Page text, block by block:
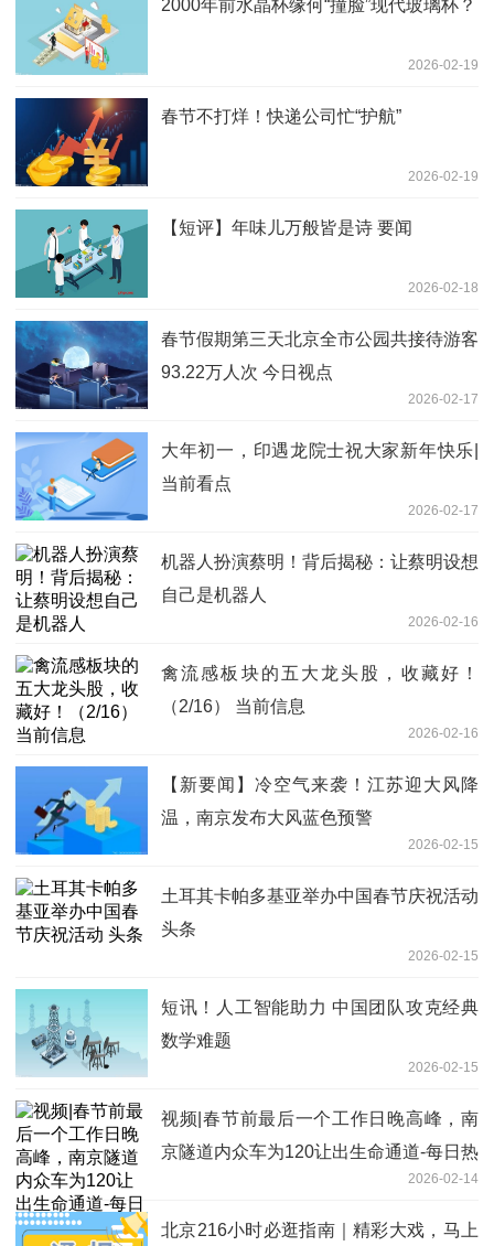
2000年前水晶杯缘何“撞脸”现代玻璃杯？
2026-02-19
春节不打烊！快递公司忙“护航”
2026-02-19
【短评】年味儿万般皆是诗 要闻
2026-02-18
春节假期第三天北京全市公园共接待游客
93.22万人次 今日视点
2026-02-17
大年初一，印遇龙院士祝大家新年快乐|
当前看点
2026-02-17
机器人扮演蔡明！背后揭秘：让蔡明设想
自己是机器人
2026-02-16
禽流感板块的五大龙头股，收藏好！
（2/16） 当前信息
2026-02-16
【新要闻】冷空气来袭！江苏迎大风降
温，南京发布大风蓝色预警
2026-02-15
土耳其卡帕多基亚举办中国春节庆祝活动
头条
2026-02-15
短讯！人工智能助力 中国团队攻克经典
数学难题
2026-02-15
视频|春节前最后一个工作日晚高峰，南
京隧道内众车为120让出生命通道-每日热
2026-02-14
北京216小时必逛指南｜精彩大戏，马上